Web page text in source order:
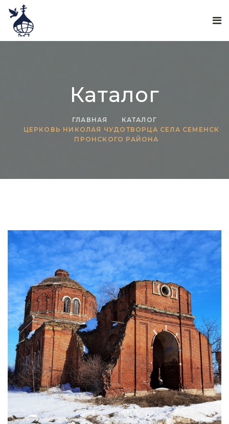
Каталог
ГЛАВНАЯ
КАТАЛОГ
ЦЕРКОВЬ НИКОЛАЯ ЧУДОТВОРЦА СЕЛА СЕМЕНСК
ПРОНСКОГО РАЙОНА